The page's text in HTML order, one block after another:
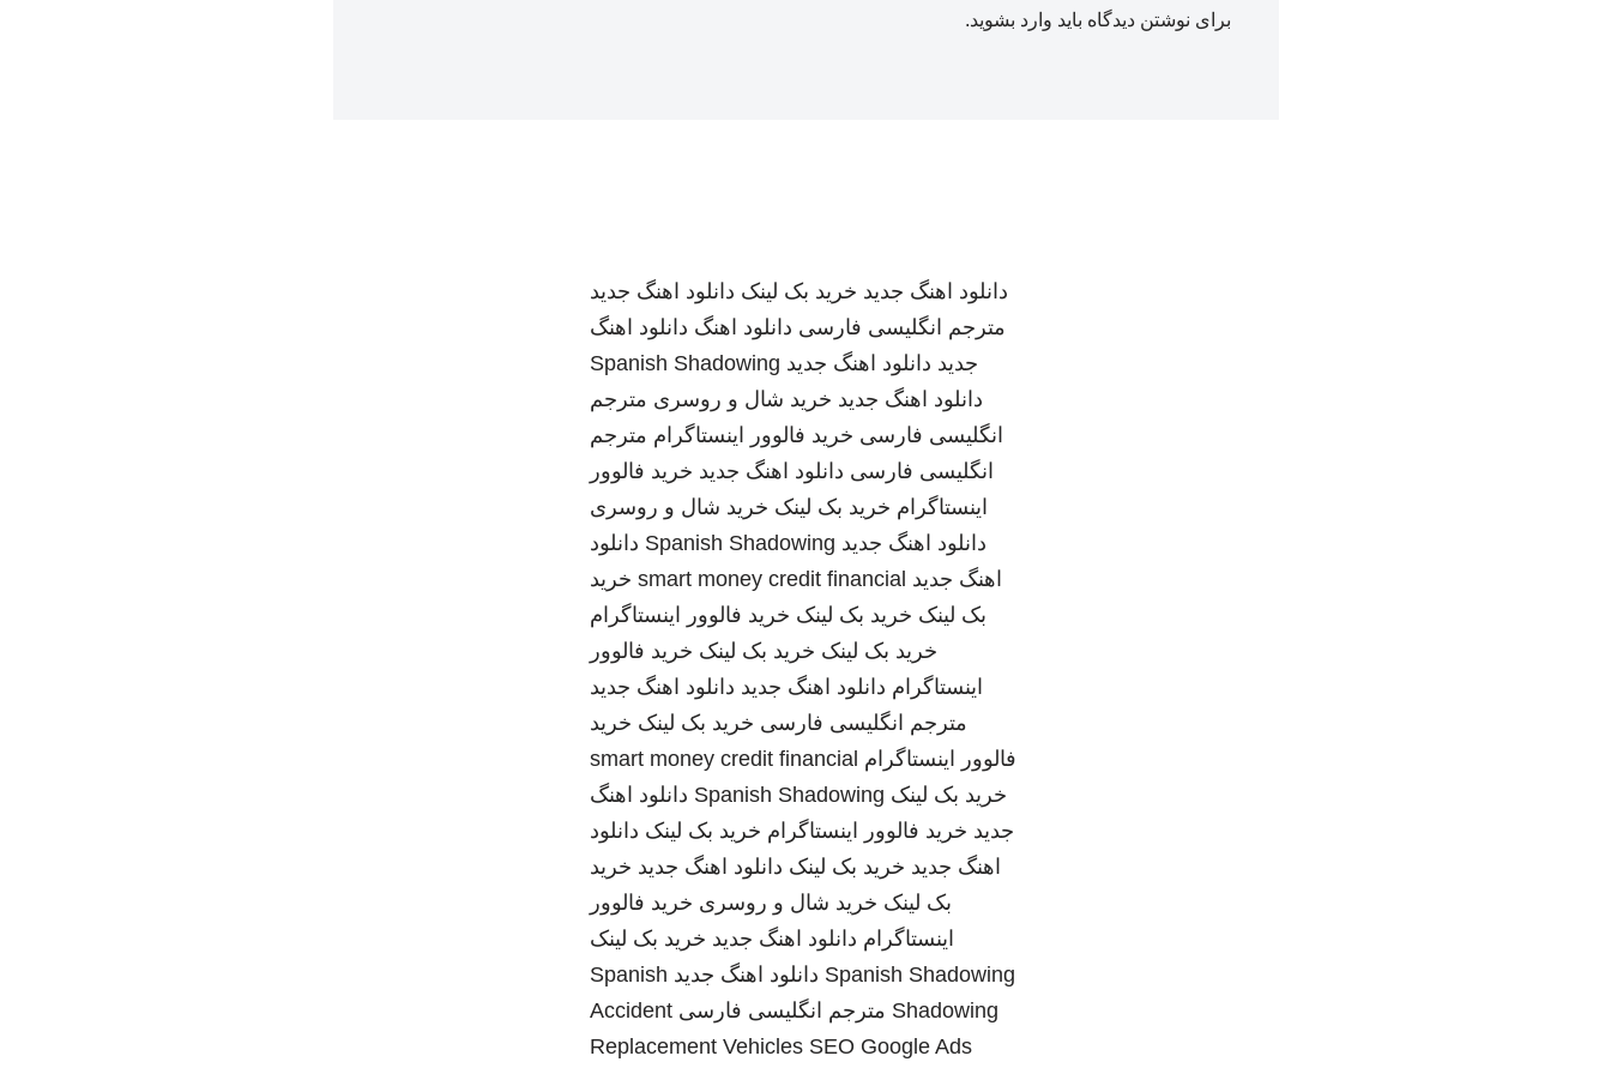
برای نوشتن دیدگاه باید وارد بشوید.
دانلود اهنگ جدید خرید بک لینک دانلود اهنگ جدید
مترجم انگلیسی فارسی دانلود اهنگ دانلود اهنگ
جدید دانلود اهنگ جدید Spanish Shadowing
دانلود اهنگ جدید خرید شال و روسری مترجم
انگلیسی فارسی خرید فالوور اینستاگرام مترجم
انگلیسی فارسی دانلود اهنگ جدید خرید فالوور
اینستاگرام خرید بک لینک خرید شال و روسری
دانلود اهنگ جدید Spanish Shadowing دانلود
اهنگ جدید smart money credit financial خرید
بک لینک خرید بک لینک خرید فالوور اینستاگرام
خرید بک لینک خرید بک لینک خرید فالوور
اینستاگرام دانلود اهنگ جدید دانلود اهنگ جدید
مترجم انگلیسی فارسی خرید بک لینک خرید
فالوور اینستاگرام smart money credit financial
خرید بک لینک Spanish Shadowing دانلود اهنگ
جدید خرید فالوور اینستاگرام خرید بک لینک دانلود
اهنگ جدید خرید بک لینک دانلود اهنگ جدید خرید
بک لینک خرید شال و روسری خرید فالوور
اینستاگرام دانلود اهنگ جدید خرید بک لینک
Spanish Shadowing دانلود اهنگ جدید Spanish
Shadowing مترجم انگلیسی فارسی Accident
Replacement Vehicles SEO Google Ads